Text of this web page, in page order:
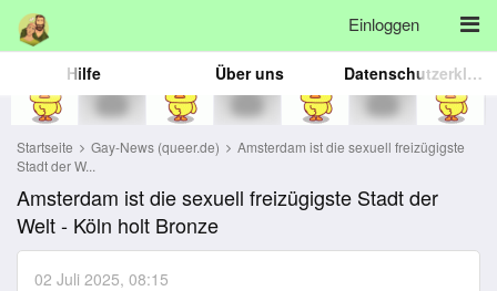
Einloggen
Hilfe Über uns Datenschutzerklärung
Startseite Gay-News (queer.de)
Amsterdam ist die sexuell freizügigste
Stadt der W...
Amsterdam ist die sexuell freizügigste Stadt der
Welt - Köln holt Bronze
02 Juli 2025, 08:15